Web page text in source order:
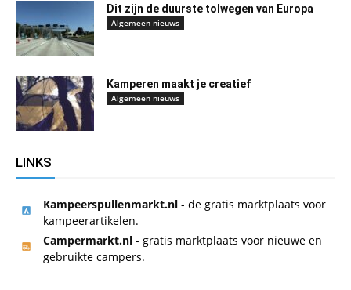
Dit zijn de duurste tolwegen van Europa
Algemeen nieuws
Kamperen maakt je creatief
Algemeen nieuws
LINKS
Kampeerspullenmarkt.nl - de gratis marktplaats voor
kampeerartikelen.
Campermarkt.nl - gratis marktplaats voor nieuwe en
gebruikte campers.